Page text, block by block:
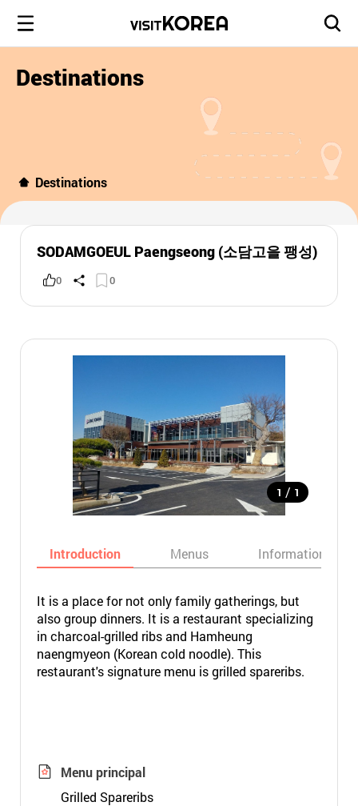
Destinations
Destinations
SODAMGOEUL Paengseong (소담고을 팽성)
0 0
1 / 1
Introduction Menus Informations
It is a place for not only family gatherings, but
also group dinners. It is a restaurant specializing
in charcoal-grilled ribs and Hamheung
naengmyeon (Korean cold noodle). This
restaurant's signature menu is grilled spareribs.
Menu principal
Grilled Spareribs